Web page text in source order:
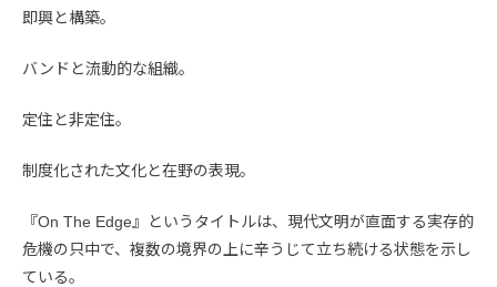
即興と構築。
バンドと流動的な組織。
定住と非定住。
制度化された文化と在野の表現。
『On The Edge』というタイトルは、現代文明が直面する実存的
危機の只中で、複数の境界の上に辛うじて立ち続ける状態を示し
ている。